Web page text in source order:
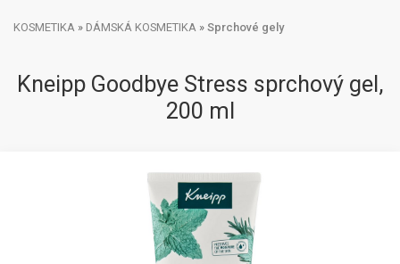
KOSMETIKA » DÁMSKÁ KOSMETIKA » Sprchové gely
Kneipp Goodbye Stress sprchový gel,
200 ml